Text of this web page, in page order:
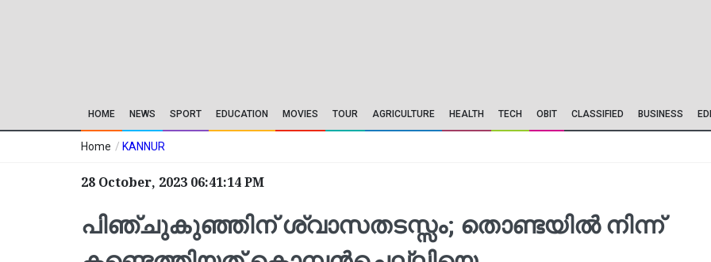
HOME NEWS SPORT EDUCATION MOVIES TOUR AGRICULTURE HEALTH TECH OBIT CLASSIFIED BUSINESS
Home / KANNUR
28 October, 2023 06:41:14 PM
പിഞ്ചുകുഞ്ഞിന് ശ്വാസതടസ്സം; തൊണ്ടയിൽ നിന്ന്